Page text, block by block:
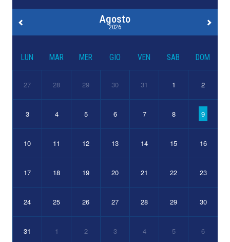
Agosto
2026
LUN MAR MER GIO VEN SAB DOM
27 28 29 30 31 1 2
3 4 5 6 7 8 9
10 11 12 13 14 15 16
17 18 19 20 21 22 23
24 25 26 27 28 29 30
31 1 2 3 4 5 6